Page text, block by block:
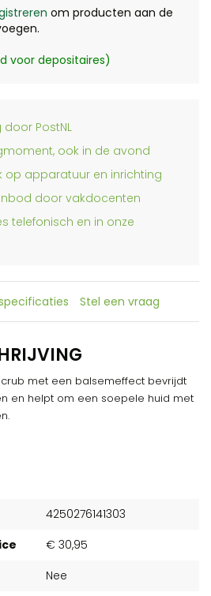
om producten aan de
voor depositaires)
PostNL
ook in de avond
op apparatuur en inrichting
door vakdocenten
telefonisch en in onze
Stel een vraag
met een balsemeffect bevrijdt
en helpt om een soepele huid met
4250276141303
€ 30,95
Nee